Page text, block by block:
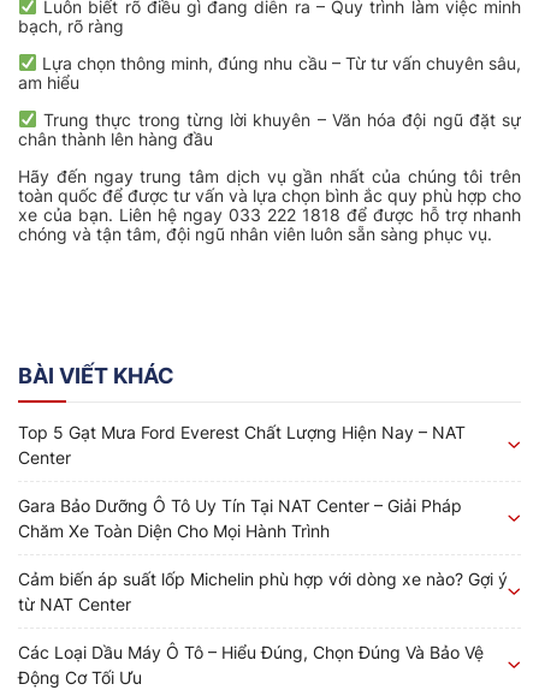
Luôn biết rõ điều gì đang diễn ra – Quy trình làm việc minh
bạch, rõ ràng
Lựa chọn thông minh, đúng nhu cầu – Từ tư vấn chuyên sâu,
am hiểu
Trung thực trong từng lời khuyên – Văn hóa đội ngũ đặt sự
chân thành lên hàng đầu
Hãy đến ngay trung tâm dịch vụ gần nhất của chúng tôi trên
toàn quốc để được tư vấn và lựa chọn bình ắc quy phù hợp cho
xe của bạn. Liên hệ ngay 033 222 1818 để được hỗ trợ nhanh
chóng và tận tâm, đội ngũ nhân viên luôn sẵn sàng phục vụ.
BÀI VIẾT KHÁC
Top 5 Gạt Mưa Ford Everest Chất Lượng Hiện Nay – NAT
Center
Gara Bảo Dưỡng Ô Tô Uy Tín Tại NAT Center – Giải Pháp
Chăm Xe Toàn Diện Cho Mọi Hành Trình
Cảm biến áp suất lốp Michelin phù hợp với dòng xe nào? Gợi ý
từ NAT Center
Các Loại Dầu Máy Ô Tô – Hiểu Đúng, Chọn Đúng Và Bảo Vệ
Động Cơ Tối Ưu